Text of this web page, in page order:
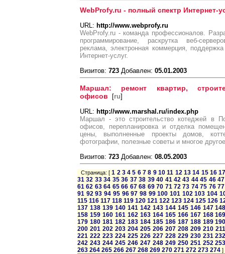
WebProfy.ru - полный спектр Интернет-
URL: http://www.webprofy.ru
WebProfy.ru - команда профессионалов.
программирование, раскрутка веб-
реклама, электронная коммерция,
Интернет-услуг.
Визитов: 723 Добавлен: 05.01.2003
Маршал: ремонт квартир,
офисов [ru]
URL: http://www.marshal.ru/index.php
Маршал - это строительство котеджей в
офисов, перепланировка и отделка
цены, выполненные проекты домов,
фотографии, полезные советы и многое другое
Визитов: 723 Добавлен: 08.05.2003
Страница: [1 2 3 4 5 6 7 8 9 10 11 12 13 14 15 16
31 32 33 34 35 36 37 38 39 40 41 42 43 44 45 46 47
61 62 63 64 65 66 67 68 69 70 71 72 73 74 75 76 77
91 92 93 94 95 96 97 98 99 100 101 102 103 104
115 116 117 118 119 120 121 122 123 124 125 126
137 138 139 140 141 142 143 144 145 146 147
158 159 160 161 162 163 164 165 166 167 168
179 180 181 182 183 184 185 186 187 188 189
200 201 202 203 204 205 206 207 208 209 210 211
221 222 223 224 225 226 227 228 229 230 231
242 243 244 245 246 247 248 249 250 251 252
263 264 265 266 267 268 269 270 271 272 273 274 ]